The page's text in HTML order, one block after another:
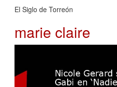
El Siglo de Torreón
marie claire